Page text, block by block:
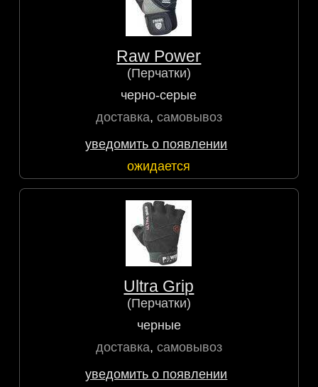
Raw Power
(Перчатки)
черно-серые
доставка, самовывоз
уведомить о появлении
ожидается
Ultra Grip
(Перчатки)
черные
доставка, самовывоз
уведомить о появлении